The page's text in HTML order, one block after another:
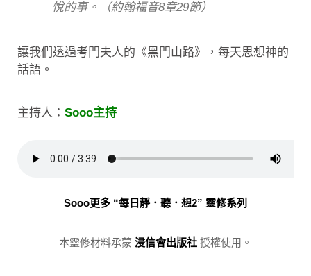
悅的事。（約翰福音8章29節）
讓我們透過考門夫人的《黑門山路》，每天思想神的
話語。
主持人： Sooo主持
Sooo更多 “每日靜．聽．想2” 靈修系列
本靈修材料承蒙 浸信會出版社 授權使用。